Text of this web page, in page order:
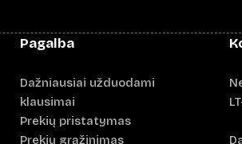
Pagalba
Dažniausiai užduodami
klausimai
Prekių pristatymas
Prekių grąžinimas